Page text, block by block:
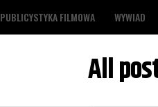
PUBLICYSTYKA FILMOWA WYWIAD
All